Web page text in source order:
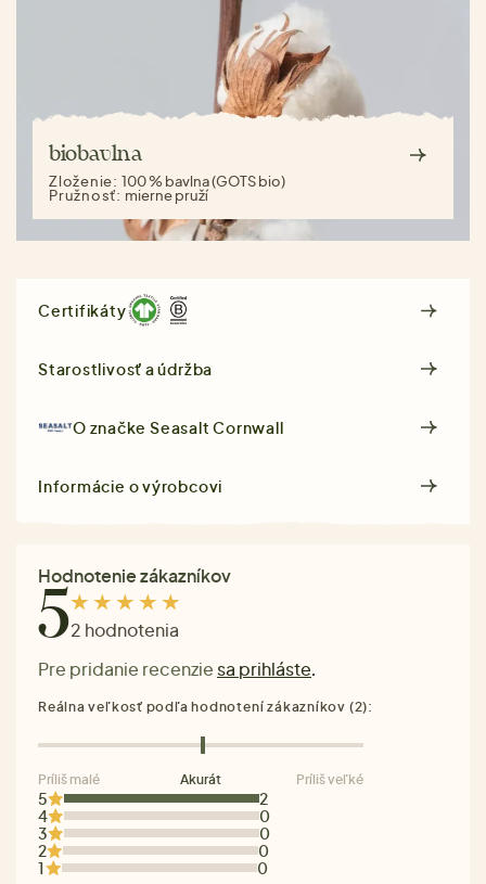
biobavlna
Zloženie: 100 % bavlna (GOTS bio)
Pružnosť: mierne pruží
Certifikáty
Starostlivosť a údržba
O značkeSeasalt Cornwall
Informácie o výrobcovi
Hodnotenie zákazníkov
52 hodnotenia
Pre pridanie recenzie sa prihláste.
5
2
4
0
3
0
2
0
1
0
Reálna veľkosť podľa hodnotení zákazníkov (2):
Príliš malé Akurát Príliš veľké